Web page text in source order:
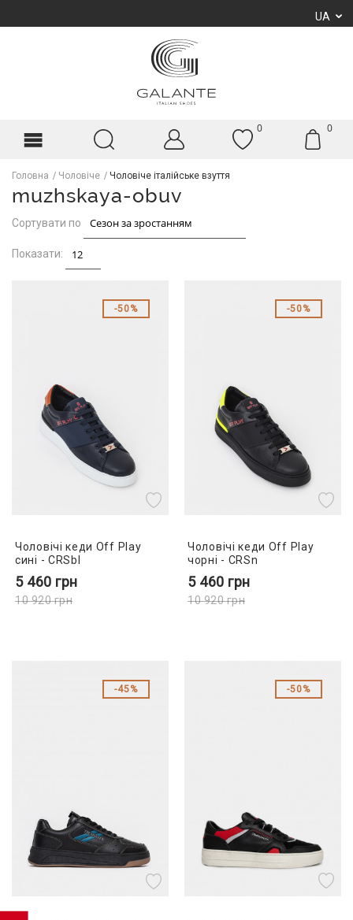
UA
0 0
Головна Чоловіче Чоловіче італійське взуття
muzhskaya-obuv
Сортувати по
Показати:
50%
Чоловічі кеди Off Play
сині - CRSbl
5 460 грн
10 920грн
50%
Чоловічі кеди Off Play
чорні - CRSn
5 460 грн
10 920грн
45% 50%